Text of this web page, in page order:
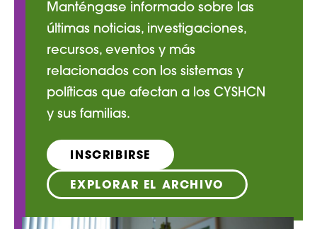
Manténgase informado sobre las
últimas noticias, investigaciones,
recursos, eventos y más
relacionados con los sistemas y
políticas que afectan a los CYSHCN
y sus familias.
INSCRIBIRSE
EXPLORAR EL ARCHIVO